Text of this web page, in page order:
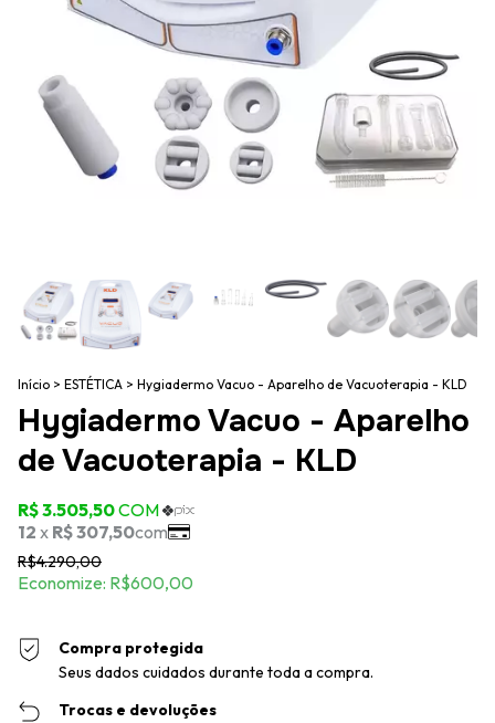
Início > ESTÉTICA > Hygiadermo Vacuo - Aparelho de Vacuoterapia - KLD
Hygiadermo Vacuo - Aparelho
de Vacuoterapia - KLD
R$4.290,00
Economize: R$600,00
Compra protegida
Seus dados cuidados durante toda a compra.
Trocas e devoluções